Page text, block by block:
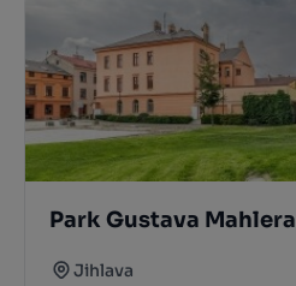
Park Gustava Mahlera
Jihlava